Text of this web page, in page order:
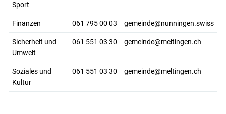
Sport
Finanzen 061 795 00 03 gemeinde@nunningen.swiss
Sicherheit und
Umwelt
061 551 03 30 gemeinde@meltingen.ch
Soziales und
Kultur
061 551 03 30 gemeinde@meltingen.ch